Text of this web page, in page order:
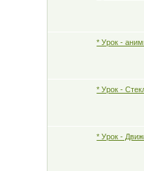
* Урок -
* Урок -
* Урок -